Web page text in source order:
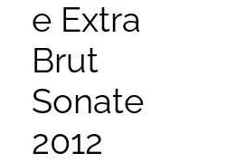
e Extra
Brut
Sonate
2012